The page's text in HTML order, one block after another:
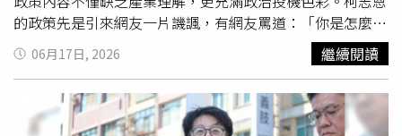
參選人賴瑞隆多年來與市長陳其邁共同推動亞洲新灣區建
設、流行音樂中心營運、捷運黃線及大型活動經濟，逐步累
積城市競爭力。真正的城市接棒，應建立在持續深化既有成
果，而非看見成果成熟後才選擇靠攏。市議員何權峰也批
評，國民黨過去對高雄推動流行音樂產業及演唱會經濟多所
質疑，甚至屢屢唱衰相關政策，如今卻改口支持，態度前後
的政策先是引來網友一片譏諷，有網友罵道：「你是怎麼罵
『大港』的，是失憶還是腦子有病？」也有人表示：「韓國
瑜卡大港的時候，妳在哪裡？還是選舉到了出來作秀？」綠
營當然也不放棄這個圍攻的機會，市議員參選人黃敬雅指
出，柯志恩近日不斷強調韓國瑜市府時期的施政經驗，但外
界沒有忘記，當年國民黨在議會多次以負面言論攻擊大港開
06月17日, 2026 繼續閱讀